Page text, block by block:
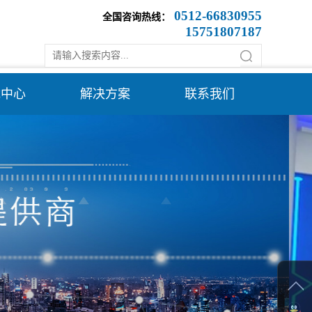
全国咨询热线：
0512-66830955
15751807187
心 解决方案 联系我们